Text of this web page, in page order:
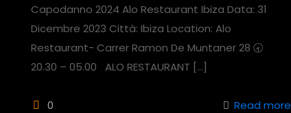
Capodanno 2024 Alo Restaurant Ibiza Data: 31
Dicembre 2023 Città: Ibiza Location: Alo
Restaurant- Carrer Ramon De Muntaner 28 🕣
20.30 – 05.00 ALO RESTAURANT […]
0 Read more